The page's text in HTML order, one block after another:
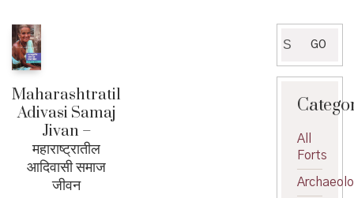
Maharashtratil
Adivasi Samaj
Jivan –
महाराष्ट्रातील
आदिवासी समाज
जीवन
for:
GO
All
Forts